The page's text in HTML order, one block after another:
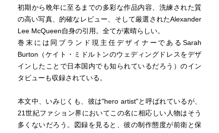
初期から晩年に至るまでの多彩な作品内容、洗練された質
の高い写真、的確なレビュー、そして厳選されたAlexander
Lee McQueen自身の引用。全てが素晴らしい。
巻末には同ブランド現主任デザイナーであるSarah
Burton（ケイト・ミドルトンのウェディングドレスをデザ
インしたことで日本国内でも知られているだろう）のイン
タビューも収録されている。
本文中、いみじくも、彼は"hero artist"と呼ばれているが、
21世紀ファション界においてこの名に相応しい人物はそう
多くないだろう。図録を見ると、彼の制作態度が前衛と保